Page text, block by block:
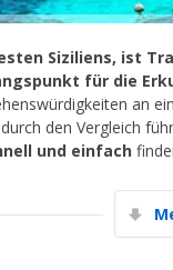
Siziliens, ist
für die
an
den Vergleich
und einfach